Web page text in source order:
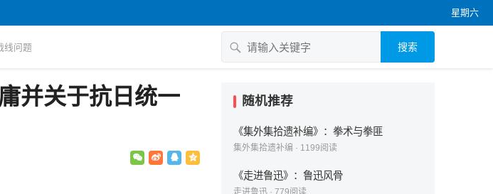
星期六
线问题 搜索
并关于抗日统一
随机推荐
《集外集拾遗补编》：拳术与拳匪
集外集拾遗补编 · 1199阅读
《走进鲁迅》：鲁迅风骨
走进鲁迅 · 779阅读